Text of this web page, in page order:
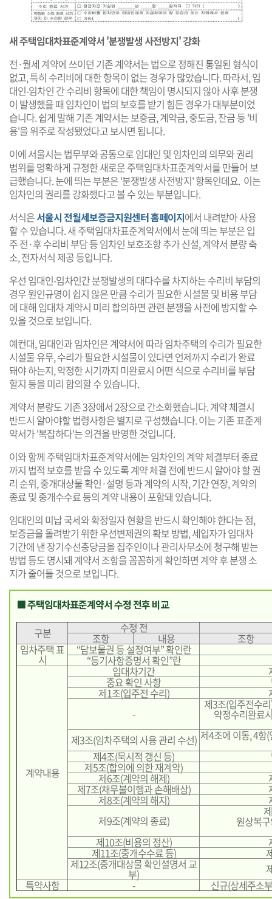
새 주택임대차표준계약서 '분쟁발생 사전방지' 강화
전·월세 계약에 쓰이던 기존 계약서는 법으로 정해진 통일된 형식이
없고, 특히 수리비에 대한 항목이 없는 경우가 많았습니다. 따라서, 임
대인-임차인 간 수리비 항목에 대한 책임이 명시되지 않아 사후 분쟁
이 발생했을 때 임차인이 법의 보호를 받기 힘든 경우가 대부분이었
습니다. 쉽게 말해 기존 계약서는 보증금, 계약금, 중도금, 잔금 등 '비
용'을 위주로 작성됐었다고 보시면 됩니다.
이에 서울시는 법무부와 공동으로 임대인 및 임차인의 의무와 권리
범위를 명확하게 규정한 새로운 주택임대차표준계약서를 만들어 보
급했습니다. 눈에 띄는 부분은 '분쟁발생 사전방지' 항목인데요. 이는
임차인의 권리를 강화했다고 볼 수 있는 부분입니다.
서식은서울시 전월세보증금지원센터 홈페이지에서 내려받아 사용
할 수 있습니다. 새 주택임대차표준계약서에서 눈에 띄는 부분은 입
주 전·후 수리비 부담 등 임차인 보호조항 추가 신설, 계약서 분량 축
소, 전자서식 제공 등입니다.
우선 임대인-임차인간 분쟁발생의 대다수를 차지하는 수리비 부담의
경우 원인규명이 쉽지 않은 만큼 수리가 필요한 시설물 및 비용 부담
에 대해 임대차 계약시 미리 합의하면 관련 분쟁을 사전에 방지할 수
있을 것으로 보입니다.
예컨대, 임대인과 임차인은 계약서에 따라 임차주택의 수리가 필요한
시설물 유무, 수리가 필요한 시설물이 있다면 언제까지 수리가 완료
돼야 하는지, 약정한 시기까지 미완료시 어떤 식으로 수리비를 부담
할지 등을 미리 합의할 수 있습니다.
계약서 분량도 기존 3장에서 2장으로 간소화했습니다. 계약 체결시
반드시 알아야할 법령사항은 별지로 구성했습니다. 이는 기존 표준계
약서가 '복잡하다'는 의견을 반영한 것입니다.
이와 함께 주택임대차표준계약서에는 임차인의 계약 체결부터 종료
까지 법적 보호를 받을 수 있도록 계약 체결 전에 반드시 알아야 할 권
리 순위, 중개대상물 확인·설명 등과 계약의 시작, 기간 연장, 계약의
종료 및 중개수수료 등의 계약 내용이 포함돼 있습니다.
임대인의 미납 국세와 확정일자 현황을 반드시 확인해야 한다는 점,
보증금을 돌려받기 위한 우선변제권의 확보 방법, 세입자가 임대차
기간에 낸 장기수선충당금을 집주인이나 관리사무소에 청구해 받는
방법 등도 명시돼 계약서 조항을 꼼꼼하게 확인하면 계약 후 분쟁 소
지가 줄어들 것으로 보입니다.
■ 주택임대차표준계약서 수정 전후 비교
구분
수정 전
조항 내용 조항
임차주택 표
시
“담보물권 등 설정여부” 확인란
“등기사항증명서 확인”란
계약내용
임대차기간
중요 확인 사항
제1조(입주전 수리)
-
제3조(입주전수
약정수리완료
제3조(임차주택의 사용 관리 수선) 제4조에 이동, 4항
제4조(묵시적 갱신 등)
제5조(합의에 의한 재계약)
제6조(계약의 해제)
제7조(채무불이행과 손해배상)
제8조(계약의 해지)
제9조(계약의 종료)
원상복
제10조(비용의 정산)
제11조(중개수수료 등)
제12조(중개대상물 확인설명서 교
부)
특약사항
-
신규(상세주소